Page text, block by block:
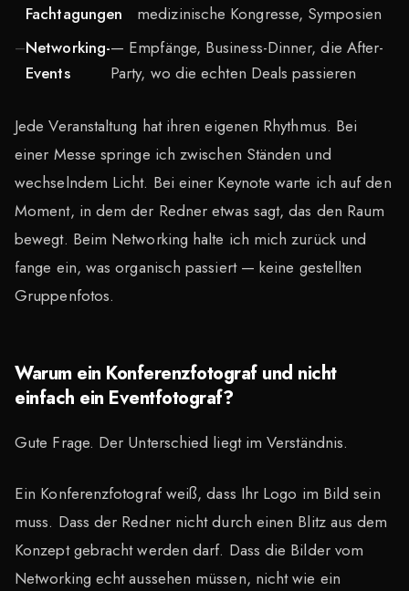
Fachtagungen
medizinische Kongresse, Symposien
Networking-
Events
— Empfänge, Business-Dinner, die After-
Party, wo die echten Deals passieren
Jede Veranstaltung hat ihren eigenen Rhythmus. Bei
einer Messe springe ich zwischen Ständen und
wechselndem Licht. Bei einer Keynote warte ich auf den
Moment, in dem der Redner etwas sagt, das den Raum
bewegt. Beim Networking halte ich mich zurück und
fange ein, was organisch passiert — keine gestellten
Gruppenfotos.
Warum ein Konferenzfotograf und nicht
einfach ein Eventfotograf?
Gute Frage. Der Unterschied liegt im Verständnis.
Ein Konferenzfotograf weiß, dass Ihr Logo im Bild sein
muss. Dass der Redner nicht durch einen Blitz aus dem
Konzept gebracht werden darf. Dass die Bilder vom
Networking echt aussehen müssen, nicht wie ein